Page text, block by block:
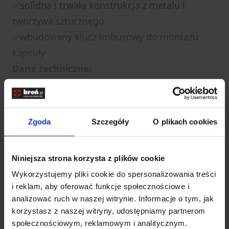
Zgoda Szczegóły O plikach cookies
Niniejsza strona korzysta z plików cookie
Wykorzystujemy pliki cookie do spersonalizowania treści
i reklam, aby oferować funkcje społecznościowe i
analizować ruch w naszej witrynie. Informacje o tym, jak
korzystasz z naszej witryny, udostępniamy partnerom
społecznościowym, reklamowym i analitycznym.
✅solidna i trwała konstrukcja z metalu i
Kaliber: 4,5 mm
Pojemność magazynka: 21 śrutów
Typ śrutu: Diabolo (grzybkowy, płaski)
Rozwiń opis
Dane techniczne